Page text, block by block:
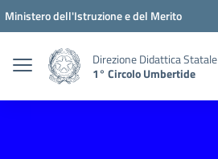
Vai ai contenuti
Vai al menu di navigazione
Vai al footer
Ministero dell'Istruzione e del Merito
Direzione Didattica Statale
1° Circolo Umbertide